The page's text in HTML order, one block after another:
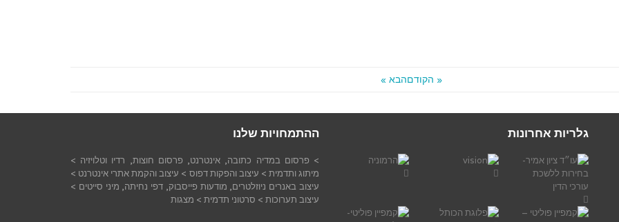
« הקודםהבא »
ההתמחויות שלנו
> פרסום במדיה כתובה, אינטרנט, פרסום חוצות, רדיו וטלויזיה >
מיתוג ותדמית > עיצוב והפקות דפוס > עיצוב והקמת אתרי אינטרנט >
עיצוב באנרים ניוזלטרים, מודעות פייסבוק, דפי נחיתה, מיני סייטים >
עיצוב תערוכות > סרטוני תדמית > מצגות
גלריות אחרונות